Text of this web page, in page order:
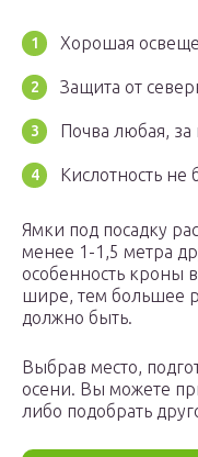
Хорошая
Защита от
Почва любая,
Кислотность не
Ямки под посадку
менее 1-1,5 метра
особенность кроны
шире, тем большее
должно быть.
Выбрав место,
осени. Вы можете
либо подобрать